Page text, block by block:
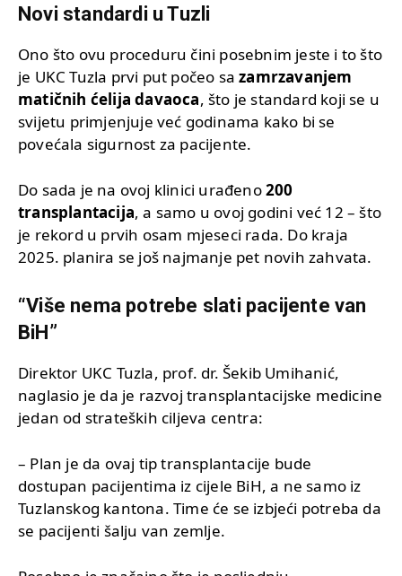
Novi standardi u Tuzli
Ono što ovu proceduru čini posebnim jeste i to što
je UKC Tuzla prvi put počeo sazamrzavanjem
matičnih ćelija davaoca, što je standard koji se u
svijetu primjenjuje već godinama kako bi se
povećala sigurnost za pacijente.
Do sada je na ovoj klinici urađeno200
transplantacija, a samo u ovoj godini već 12 – što
je rekord u prvih osam mjeseci rada. Do kraja
2025. planira se još najmanje pet novih zahvata.
“Više nema potrebe slati pacijente van
BiH”
Direktor UKC Tuzla, prof. dr. Šekib Umihanić,
naglasio je da je razvoj transplantacijske medicine
jedan od strateških ciljeva centra:
– Plan je da ovaj tip transplantacije bude
dostupan pacijentima iz cijele BiH, a ne samo iz
Tuzlanskog kantona. Time će se izbjeći potreba da
se pacijenti šalju van zemlje.